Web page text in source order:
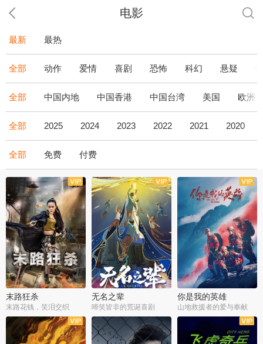
电影
最新 最热
全部 动作 爱情 喜剧 恐怖 科幻 悬疑
全部 中国内地 中国香港 中国台湾 美国 欧洲
全部 2025 2024 2023 2022 2021 2020
全部 免费 付费
末路狂杀
末路花钱，笑泪交织
无名之辈
啼笑皆非的荒诞喜剧
你是我的英雄
山地救援者的爱与奉献